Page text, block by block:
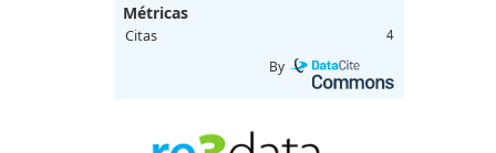
Métricas
Citas 4
By